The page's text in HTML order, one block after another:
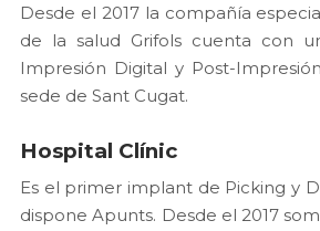
Desde el 2017 la compañía
de la salud Grifols cuenta con
Impresión Digital y Post-
sede de Sant Cugat.
Hospital Clínic
Es el primer implant de Picking y
dispone Apunts. Desde el 2017